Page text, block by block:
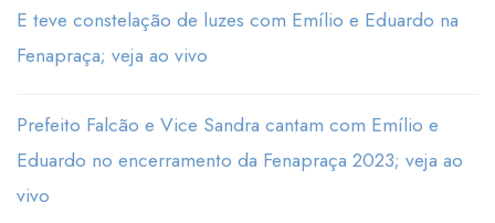
E teve constelação de luzes com Emílio e Eduardo na
Fenapraça; veja ao vivo
Prefeito Falcão e Vice Sandra cantam com Emílio e
Eduardo no encerramento da Fenapraça 2023; veja ao
vivo